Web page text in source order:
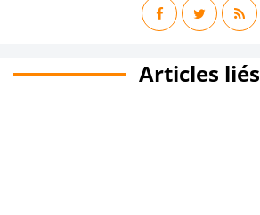
Articles liés